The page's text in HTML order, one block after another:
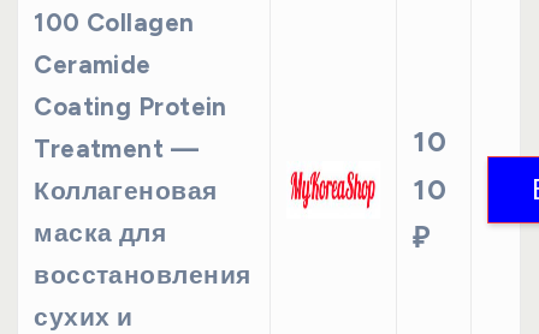
100 Collagen
Ceramide
Coating Protein
Treatment —
Коллагеновая
маска для
восстановления
сухих и
10
10
₽